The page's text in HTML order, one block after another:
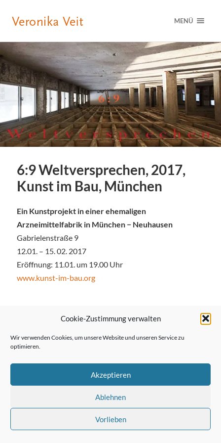
Cookie-Zustimmung verwalten
Wir verwenden Cookies, um unsere Website und unseren Service zu
optimieren.
Akzeptieren
Ablehnen
Vorlieben
MENÜ
6:9 Weltversprechen, 2017,
Kunst im Bau, München
Ein Kunstprojekt in einer ehemaligen
Arzneimittelfabrik in München − Neuhausen
Gabrielenstraße 9
12.01. – 15. 02. 2017
Eröffnung: 11.01. um 19.00 Uhr
www.kunst-im-bau.org
← Vorheriger Beitrag